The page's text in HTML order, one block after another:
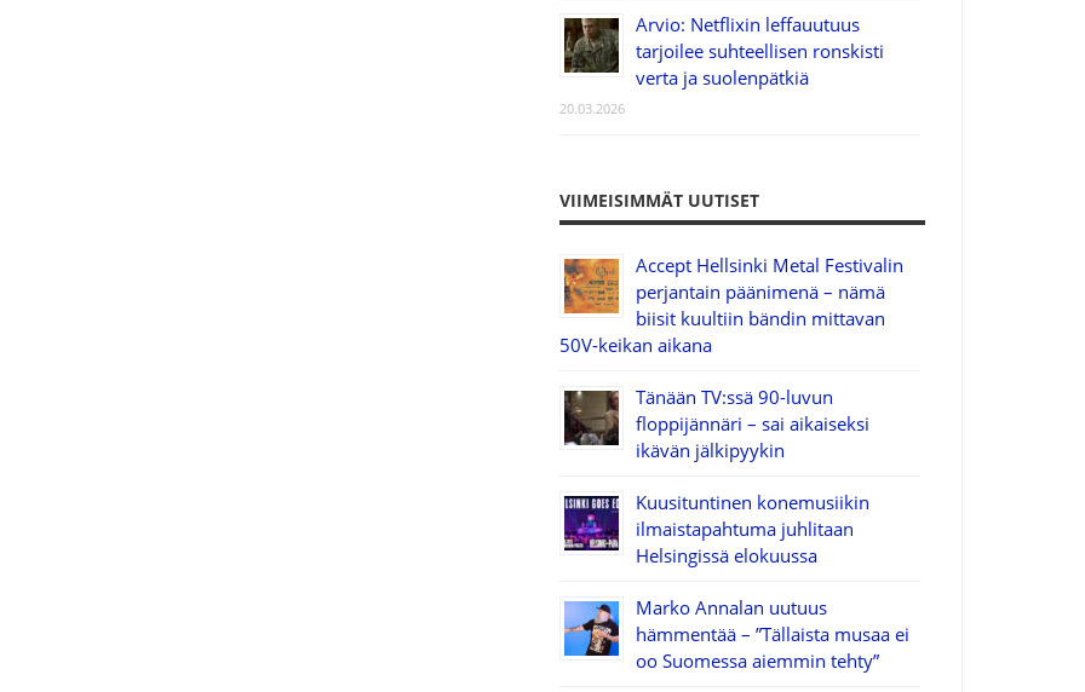
Arvio: Netflixin leffauutuus
tarjoilee suhteellisen ronskisti
verta ja suolenpätkiä
20.03.2026
VIIMEISIMMÄT UUTISET
Accept Hellsinki Metal Festivalin
perjantain päänimenä – nämä
biisit kuultiin bändin mittavan
50V-keikan aikana
Tänään TV:ssä 90-luvun
floppijännäri – sai aikaiseksi
ikävän jälkipyykin
Kuusituntinen konemusiikin
ilmaistapahtuma juhlitaan
Helsingissä elokuussa
Marko Annalan uutuus
hämmentää – ”Tällaista musaa ei
oo Suomessa aiemmin tehty”